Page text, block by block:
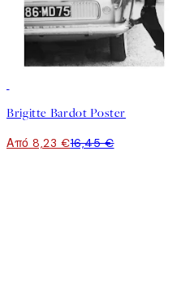
Brigitte Bardot Poster
Από 8,23 €16,45 €